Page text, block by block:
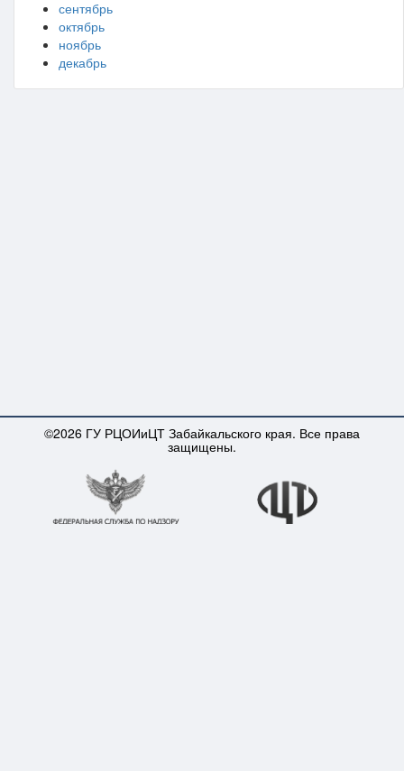
сентябрь
октябрь
ноябрь
декабрь
©2026 ГУ РЦОИиЦТ Забайкальского края. Все права
защищены.